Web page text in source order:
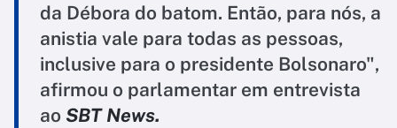
da Débora do batom. Então, para nós, a
anistia vale para todas as pessoas,
inclusive para o presidente Bolsonaro",
afirmou o parlamentar em entrevista
ao SBT News.